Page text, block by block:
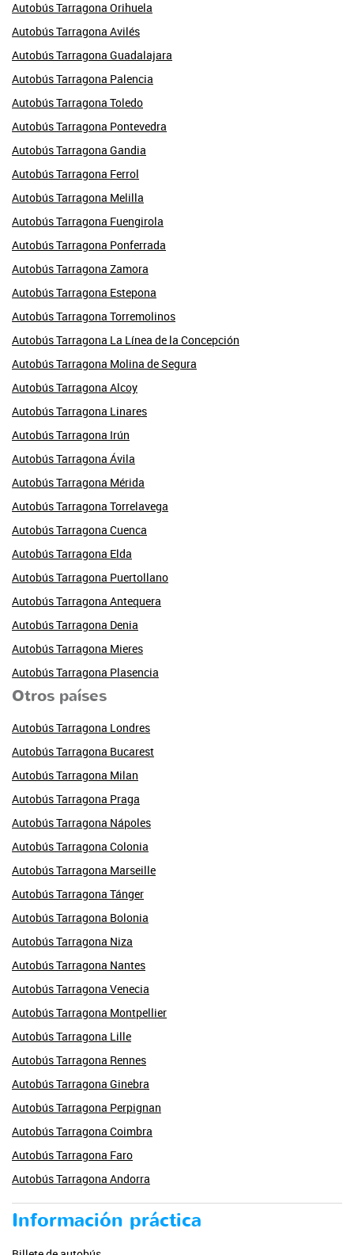
Autobús Tarragona Orihuela
Autobús Tarragona Avilés
Autobús Tarragona Guadalajara
Autobús Tarragona Palencia
Autobús Tarragona Toledo
Autobús Tarragona Pontevedra
Autobús Tarragona Gandia
Autobús Tarragona Ferrol
Autobús Tarragona Melilla
Autobús Tarragona Fuengirola
Autobús Tarragona Ponferrada
Autobús Tarragona Zamora
Autobús Tarragona Estepona
Autobús Tarragona Torremolinos
Autobús Tarragona La Línea de la Concepción
Autobús Tarragona Molina de Segura
Autobús Tarragona Alcoy
Autobús Tarragona Linares
Autobús Tarragona Irún
Autobús Tarragona Ávila
Autobús Tarragona Mérida
Autobús Tarragona Torrelavega
Autobús Tarragona Cuenca
Autobús Tarragona Elda
Autobús Tarragona Puertollano
Autobús Tarragona Antequera
Autobús Tarragona Denia
Autobús Tarragona Mieres
Autobús Tarragona Plasencia
Otros países
Autobús Tarragona Londres
Autobús Tarragona Bucarest
Autobús Tarragona Milan
Autobús Tarragona Praga
Autobús Tarragona Nápoles
Autobús Tarragona Colonia
Autobús Tarragona Marseille
Autobús Tarragona Tánger
Autobús Tarragona Bolonia
Autobús Tarragona Niza
Autobús Tarragona Nantes
Autobús Tarragona Venecia
Autobús Tarragona Montpellier
Autobús Tarragona Lille
Autobús Tarragona Rennes
Autobús Tarragona Ginebra
Autobús Tarragona Perpignan
Autobús Tarragona Coimbra
Autobús Tarragona Faro
Autobús Tarragona Andorra
Información práctica